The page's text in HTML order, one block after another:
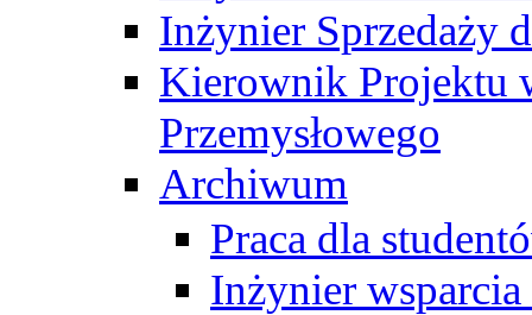
Inżynier Sprzedaży
Kierownik Projektu
Przemysłowego
Archiwum
Praca dla
Inżynier wsparcia